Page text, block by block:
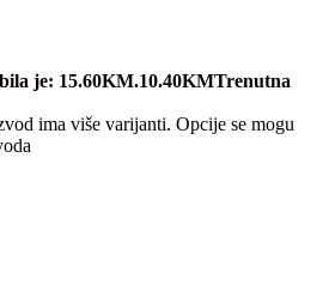
je: 15.60KM.10.40KMTrenutna
ima više varijanti. Opcije se mogu